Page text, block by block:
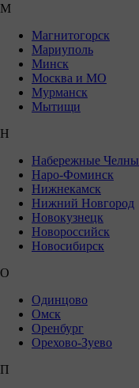
М
Магнитогорск
Мариуполь
Минск
Москва и МО
Мурманск
Мытищи
Н
Набережные Челны
Наро-Фоминск
Нижнекамск
Нижний Новгород
Новокузнецк
Новороссийск
Новосибирск
О
Одинцово
Омск
Оренбург
Орехово-Зуево
П